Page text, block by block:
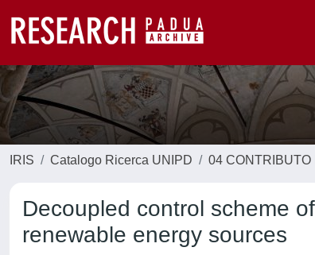
IRIS Catalogo Ricerca UNIPD 04 CONTRIBUTO
Decoupled control scheme
renewable energy sources